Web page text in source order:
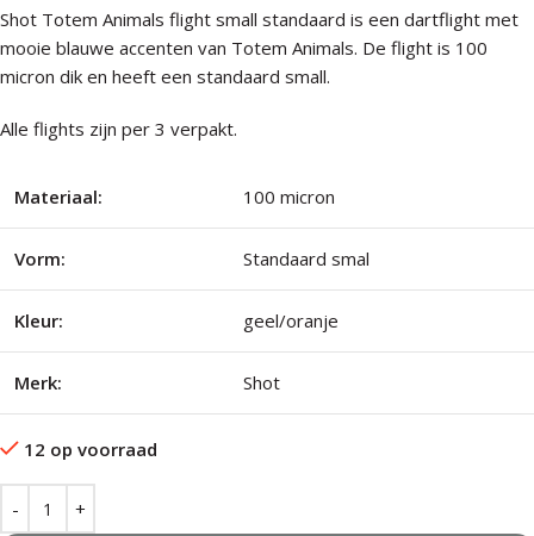
Shot Totem Animals flight small standaard is een dartflight met
mooie blauwe accenten van Totem Animals. De flight is 100
micron dik en heeft een standaard small.
Alle flights zijn per 3 verpakt.
Materiaal: 100 micron
Vorm: Standaard smal
Kleur: geel/oranje
Merk: Shot
12 op voorraad